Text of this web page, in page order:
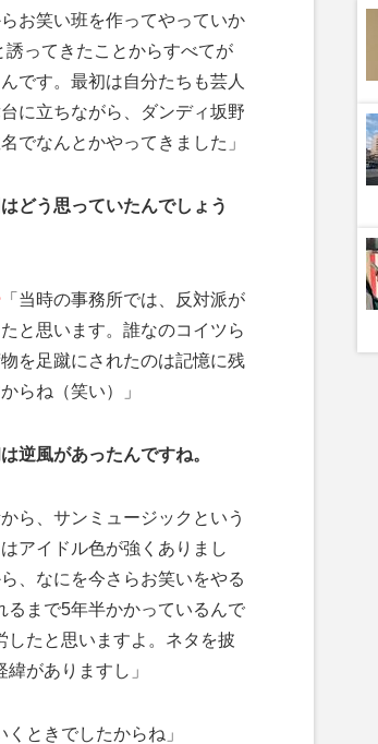
お笑い班を作ってやっていか
誘ってきたことからすべてが
です。最初は自分たちも芸人
に立ちながら、ダンディ坂野
でなんとかやってきました」
どう思っていたんでしょう
「当時の事務所では、反対派が
と思います。誰なのコイツら
を足蹴にされたのは記憶に残
らね（笑い）」
逆風があったんですね。
ら、サンミュージックという
アイドル色が強くありまし
、なにを今さらお笑いをやる
るまで5年半かかっているんで
たと思いますよ。ネタを披
がありますし」
ときでしたからね」